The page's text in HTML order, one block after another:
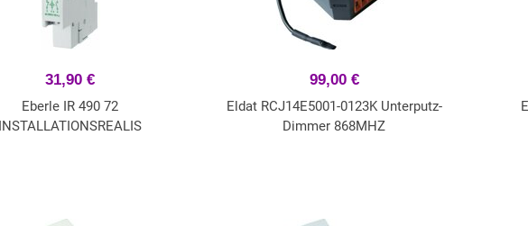
31,90 €
Eberle IR 490 72
99,00 €
Eldat RCJ14E5001-0123K Unterputz-
Dimmer 868MHZ